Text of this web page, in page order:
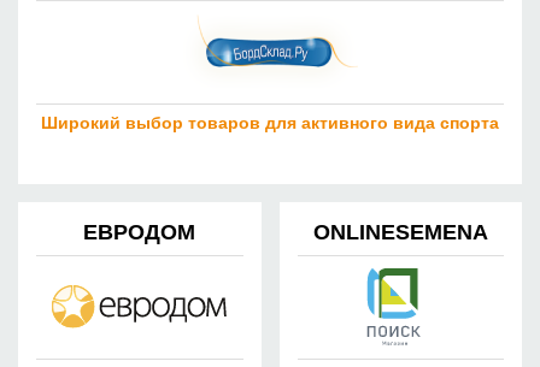
Широкий выбор товаров для активного вида спорта
ЕВРОДОМ ONLINESEMENA